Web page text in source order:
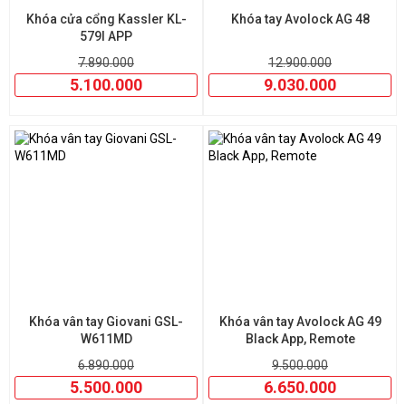
Khóa cửa cổng Kassler KL-
579I APP
7.890.000
5.100.000
Khóa tay Avolock AG 48
12.900.000
9.030.000
Khóa vân tay Giovani GSL-
W611MD
6.890.000
5.500.000
Khóa vân tay Avolock AG 49
Black App, Remote
9.500.000
6.650.000